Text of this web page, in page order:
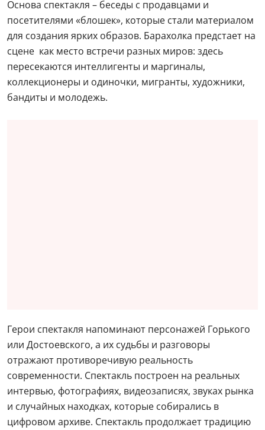
Основа спектакля – беседы с продавцами и
посетителями «блошек», которые стали материалом
для создания ярких образов. Барахолка предстает на
сцене как место встречи разных миров: здесь
пересекаются интеллигенты и маргиналы,
коллекционеры и одиночки, мигранты, художники,
бандиты и молодежь.
Герои спектакля напоминают персонажей Горького
или Достоевского, а их судьбы и разговоры
отражают противоречивую реальность
современности. Спектакль построен на реальных
интервью, фотографиях, видеозаписях, звуках рынка
и случайных находках, которые собирались в
цифровом архиве. Спектакль продолжает традицию